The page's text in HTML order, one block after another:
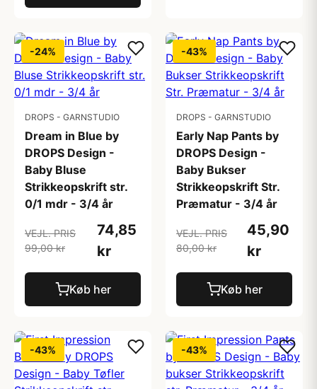
-24%
DROPS - GARNSTUDIO
Dream in Blue by
DROPS Design -
Baby Bluse
Strikkeopskrift str.
0/1 mdr - 3/4 år
VEJL. PRIS
99,00 kr
74,85
kr
Køb her
-43%
DROPS - GARNSTUDIO
Early Nap Pants by
DROPS Design -
Baby Bukser
Strikkeopskrift Str.
Præmatur - 3/4 år
VEJL. PRIS
80,00 kr
45,90
kr
Køb her
-43% -43%